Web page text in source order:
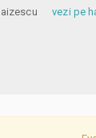
Saizescuvezi pe